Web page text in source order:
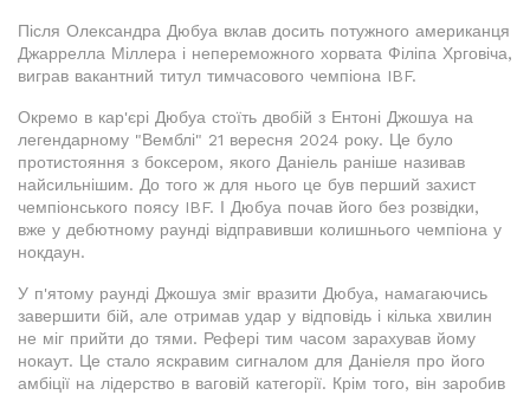
Після Олександра Дюбуа вклав досить потужного американця
Джаррелла Міллера і непереможного хорвата Філіпа Хрговіча,
виграв вакантний титул тимчасового чемпіона IBF.
Окремо в кар'єрі Дюбуа стоїть двобій з Ентоні Джошуа на
легендарному "Вемблі" 21 вересня 2024 року. Це було
протистояння з боксером, якого Даніель раніше називав
найсильнішим. До того ж для нього це був перший захист
чемпіонського поясу IBF. І Дюбуа почав його без розвідки,
вже у дебютному раунді відправивши колишнього чемпіона у
нокдаун.
У п'ятому раунді Джошуа зміг вразити Дюбуа, намагаючись
завершити бій, але отримав удар у відповідь і кілька хвилин
не міг прийти до тями. Рефері тим часом зарахував йому
нокаут. Це стало яскравим сигналом для Даніеля про його
амбіції на лідерство в ваговій категорії. Крім того, він заробив